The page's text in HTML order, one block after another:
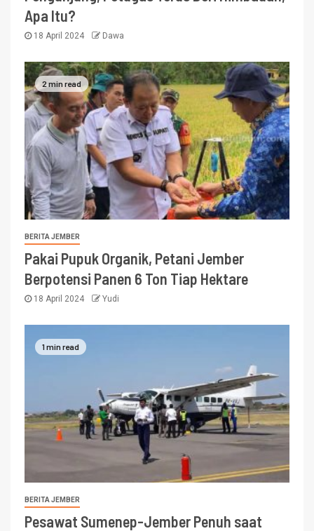
Apa Itu?
18 April 2024 Dawa
2 min read
BERITA JEMBER
Pakai Pupuk Organik, Petani Jember
Berpotensi Panen 6 Ton Tiap Hektare
18 April 2024 Yudi
1 min read
BERITA JEMBER
Pesawat Sumenep-Jember Penuh saat